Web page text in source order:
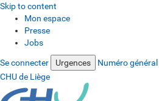
Skip to content
Mon espace
Presse
Jobs
Se connecter Urgences Numéro général
CHU de Liège